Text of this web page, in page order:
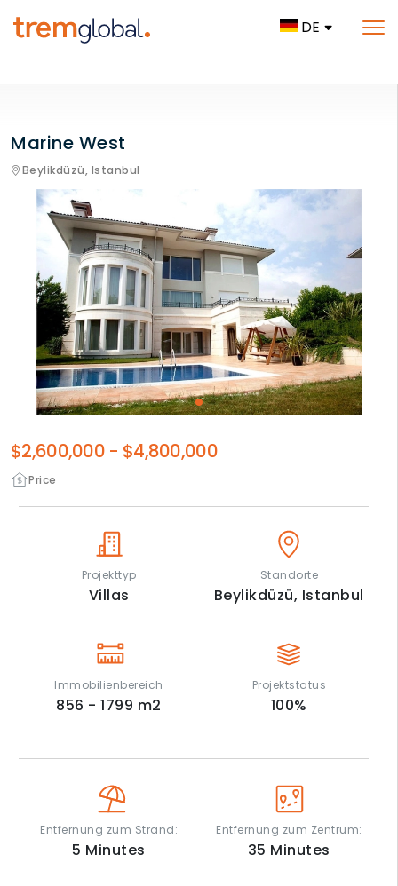
DE
Marine West
Beylikdüzü, Istanbul
Price
$2,600,000 - $4,800,000
Projekttyp
Villas
Standorte
Beylikdüzü, Istanbul
Immobilienbereich
856 - 1799 m2
Projektstatus
100%
Entfernung zum Strand:
5 Minutes
Entfernung zum Zentrum:
35 Minutes